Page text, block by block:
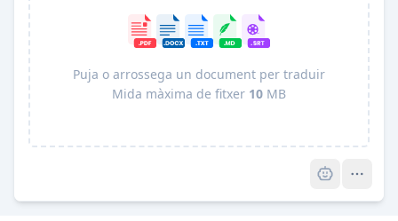
Puja o arrossega un document per traduir
Mida màxima de fitxer 10 MB